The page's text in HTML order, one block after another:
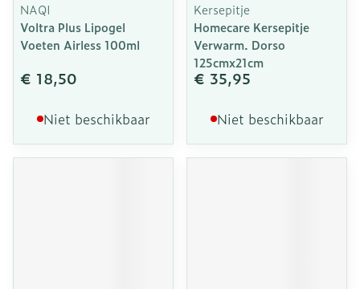
NAQI
Voltra Plus Lipogel
Voeten Airless 100ml
€ 18,50
Niet beschikbaar
Kersepitje
Homecare Kersepitje
Verwarm. Dorso
125cmx21cm
€ 35,95
Niet beschikbaar